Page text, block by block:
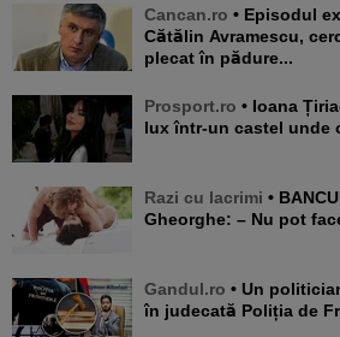
Cancan.ro • Episodul extrem din dosarul lui
Cătălin Avramescu,
plecat în pădure...
Prosport.ro • Ioana Țiriac, vacanță de mega –
lux într-un castel unde
Razi cu lacrimi • BANCUL ZILEI. Badea
Gheorghe: – Nu pot
Gandul.ro • Un politician de top din Libia a dat
în judecată Poliția de